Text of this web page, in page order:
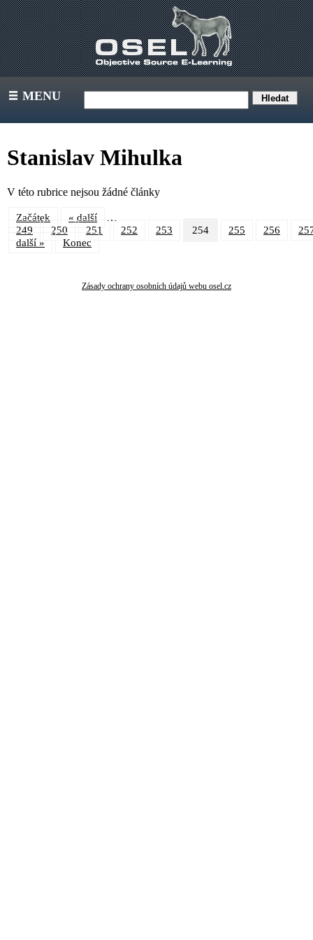
III MENU
Stanislav Mihulka
V této rubrice nejsou žádné články
Začátek « další …
249 250 251 252 253 254 255 256
další »
Konec
Zásady ochrany osobních údajů webu osel.cz